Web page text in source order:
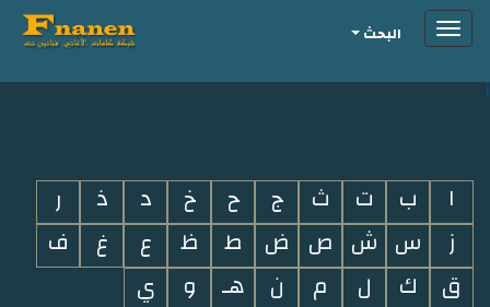
i
Toggleالبحث
ا ب ت ث ج ح خ د ذ
ر
ز
س ش ص ض ط ظ ع غ
ف
ق
ك ل م ن هـ و ي